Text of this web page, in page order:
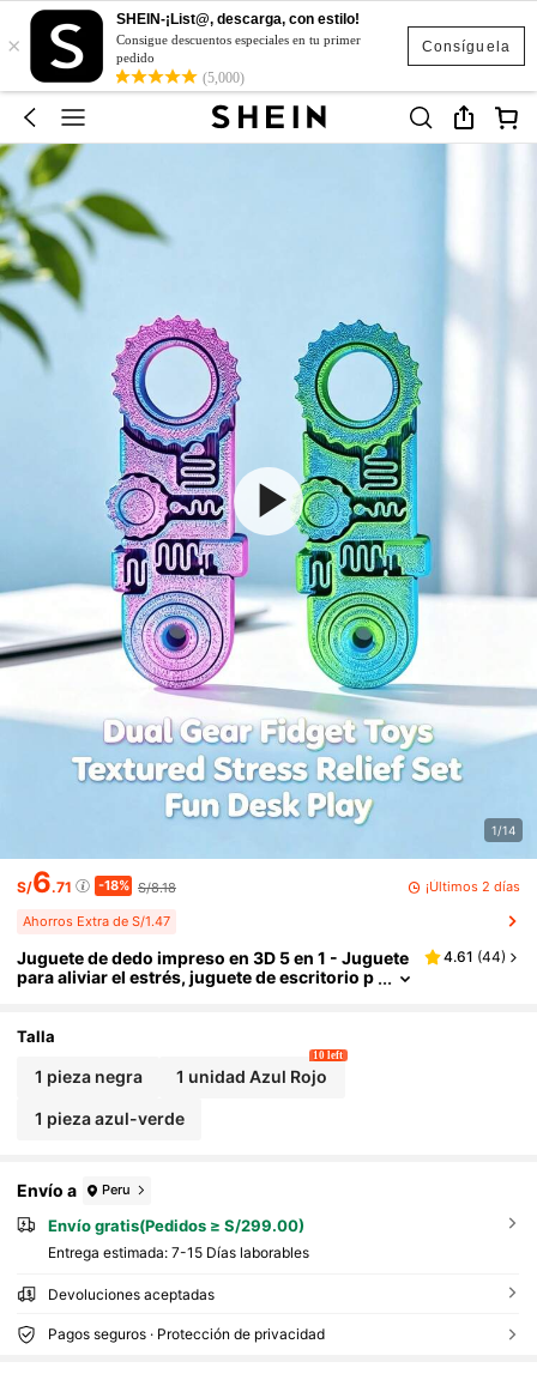
Consíguela
×
SHEIN-¡List@, descarga, con estilo!
Consigue descuentos especiales en tu primer
pedido
(5,000)
1/14
S/6.71 -18% S/8.18 ¡Últimos 2 días
Ahorros Extra de S/1.47
Juguete de dedo impreso en 3D 5 en 1 - Juguete
para aliviar el estrés, juguete de escritorio p
Nuevo (material ABS)
4.61 (44)
Talla
1 pieza negra 1 unidad Azul Rojo
10 left
1 pieza azul-verde
Envío a Peru
Envío gratis(Pedidos ≥ S/299.00)
Entrega estimada: 7-15 Días laborables
Devoluciones aceptadas
Pagos seguros · Protección de privacidad